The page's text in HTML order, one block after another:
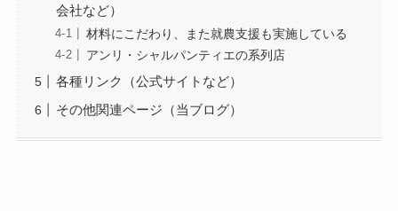
会社など）
材料にこだわり、また就農支援も実施している
アンリ・シャルパンティエの系列店
各種リンク（公式サイトなど）
その他関連ページ（当ブログ）